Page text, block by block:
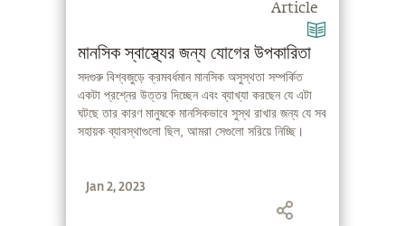
Article
মানসিক স্বাস্থ্যের জন্য যোগের উপকারিতা
সদগুরু বিশ্বজুড়ে ক্রমবর্ধমান মানসিক অসুস্থতা সম্পর্কিত
একটা প্রশ্নের উত্তর দিচ্ছেন এবং ব্যাখ্যা করছেন যে এটা
ঘটছে তার কারণ মানুষকে মানসিকভাবে সুস্থ রাখার জন্য যে সব
সহায়ক ব্যাবস্থাগুলো ছিল, আমরা সেগুলো সরিয়ে নিচ্ছি।
Jan 2, 2023